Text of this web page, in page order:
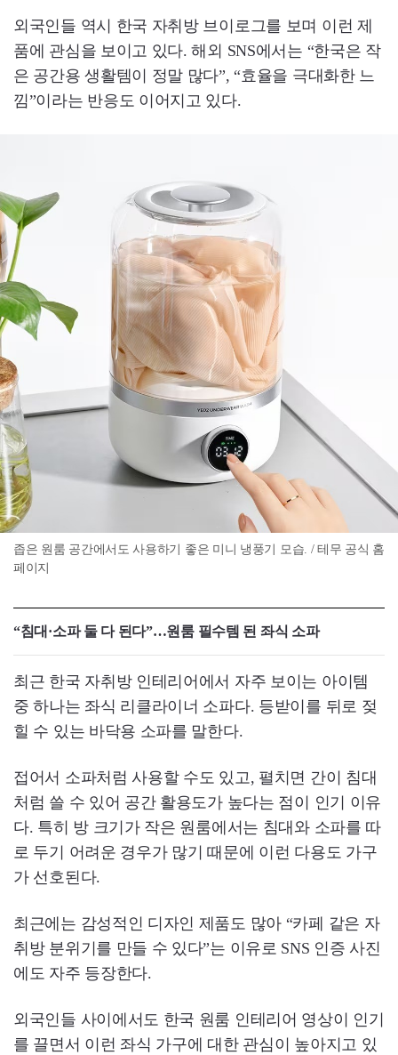
외국인들 역시 한국 자취방 브이로그를 보며 이런 제
품에 관심을 보이고 있다. 해외 SNS에서는 “한국은 작
은 공간용 생활템이 정말 많다”, “효율을 극대화한 느
낌”이라는 반응도 이어지고 있다.
좁은 원룸 공간에서도 사용하기 좋은 미니 냉풍기 모습. / 테무 공식 홈
페이지
“침대·소파 둘 다 된다”…원룸 필수템 된 좌식 소파
최근 한국 자취방 인테리어에서 자주 보이는 아이템
중 하나는 좌식 리클라이너 소파다. 등받이를 뒤로 젖
힐 수 있는 바닥용 소파를 말한다.
접어서 소파처럼 사용할 수도 있고, 펼치면 간이 침대
처럼 쓸 수 있어 공간 활용도가 높다는 점이 인기 이유
다. 특히 방 크기가 작은 원룸에서는 침대와 소파를 따
로 두기 어려운 경우가 많기 때문에 이런 다용도 가구
가 선호된다.
최근에는 감성적인 디자인 제품도 많아 “카페 같은 자
취방 분위기를 만들 수 있다”는 이유로 SNS 인증 사진
에도 자주 등장한다.
외국인들 사이에서도 한국 원룸 인테리어 영상이 인기
를 끌면서 이런 좌식 가구에 대한 관심이 높아지고 있